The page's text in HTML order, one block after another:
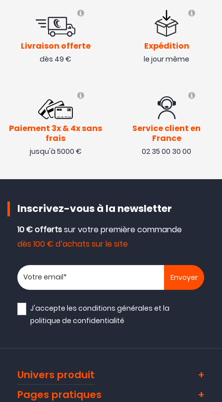
Livraison offerte
dès 49 €
Expédition
le jour même
Paiement 3x & 4x sans
frais
jusqu'à 5000 €
Service client en
France
02 35 00 30 00
Inscrivez-vous à la newsletter
10 € offertssur votre première commande
dès 100 € d’achats sur le site
Votre adresse email
J'accepte lesconditions générales et la
politique de confidentialité
Univers produit
Pages pratiques